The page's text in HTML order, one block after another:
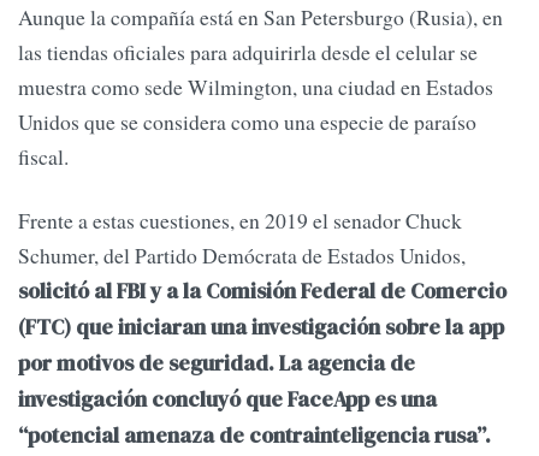
Aunque la compañía está en San Petersburgo (Rusia), en
las tiendas oficiales para adquirirla desde el celular se
muestra como sede Wilmington, una ciudad en Estados
Unidos que se considera como una especie de paraíso
fiscal.
Frente a estas cuestiones, en 2019 el senador Chuck
Schumer, del Partido Demócrata de Estados Unidos,
solicitó al FBI y a la Comisión Federal de Comercio
(FTC) que iniciaran una investigación sobre la app
por motivos de seguridad. La agencia de
investigación concluyó que FaceApp es una
“potencial amenaza de contrainteligencia rusa”.